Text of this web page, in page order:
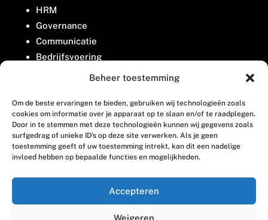
Beheer toestemming
Om de beste ervaringen te bieden, gebruiken wij technologieën zoals
cookies om informatie over je apparaat op te slaan en/of te raadplegen.
Door in te stemmen met deze technologieën kunnen wij gegevens zoals
surfgedrag of unieke ID's op deze site verwerken. Als je geen
toestemming geeft of uw toestemming intrekt, kan dit een nadelige
invloed hebben op bepaalde functies en mogelijkheden.
Accepteren
Weigeren
HRM
Governance
Communicatie
Bedrijfsvoering
Belangenbehartiging
Contact
Houttuinlaan 8
3447 GM Woerden